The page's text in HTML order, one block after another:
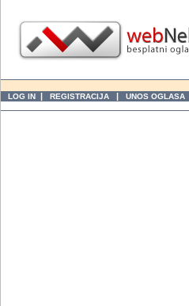
LOG IN | REGISTRACIJA | UNOS OGLASA